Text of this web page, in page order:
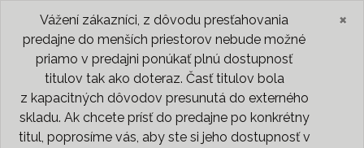
Vážení zákazníci, z dôvodu presťahovania
predajne do menších priestorov nebude možné
priamo v predajni ponúkať plnú dostupnosť
titulov tak ako doteraz. Časť titulov bola
z kapacitných dôvodov presunutá do externého
skladu. Ak chcete prísť do predajne po konkrétny
titul, poprosíme vás, aby ste si jeho dostupnosť v
×